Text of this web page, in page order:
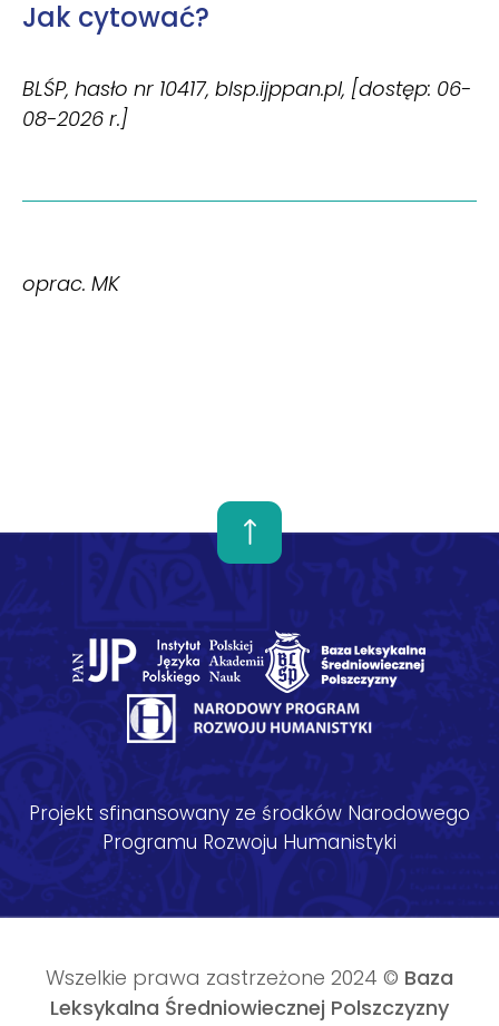
Jak cytować?
BLŚP, hasło nr 10417, blsp.ijppan.pl, [dostęp: 06-
08-2026 r.]
oprac. MK
Projekt sfinansowany ze środków Narodowego
Programu Rozwoju Humanistyki
Wszelkie prawa zastrzeżone 2024 © Baza
Leksykalna Średniowiecznej Polszczyzny